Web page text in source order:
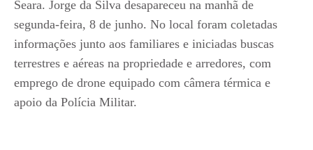
Seara. Jorge da Silva desapareceu na manhã de
segunda-feira, 8 de junho. No local foram coletadas
informações junto aos familiares e iniciadas buscas
terrestres e aéreas na propriedade e arredores, com
emprego de drone equipado com câmera térmica e
apoio da Polícia Militar.